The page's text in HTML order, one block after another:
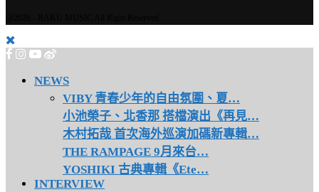
NEWS
VIBY 青春少年的自由氛圍、夏…
小池榮子、北香那 搭檔演出《再見…
木村拓哉 首次海外巡演加碼新專輯…
THE RAMPAGE 9月來台…
YOSHIKI 古典專輯《Ete…
INTERVIEW